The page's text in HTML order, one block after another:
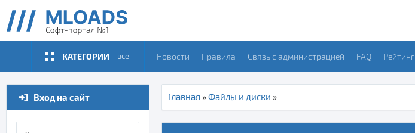
КАТЕГОРИИ все Новости Правила Связь с администрацией FAQ Рейтинг
Главная »Файлы и диски »
Вход на сайт